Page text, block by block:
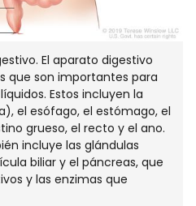
El aparato digestivo
que son importantes para
Estos incluyen la
el esófago, el estómago, el
grueso, el recto y el ano.
incluye las glándulas
biliar y el páncreas, que
y las enzimas que